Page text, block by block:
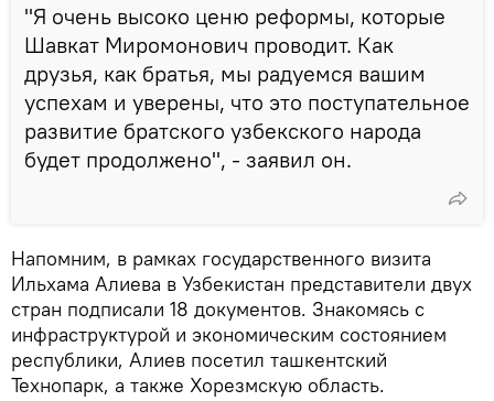
"Я очень высоко ценю реформы, которые
Шавкат Миромонович проводит. Как
друзья, как братья, мы радуемся вашим
успехам и уверены, что это поступательное
развитие братского узбекского народа
будет продолжено", - заявил он.
Напомним, в рамках государственного визита
Ильхама Алиева в Узбекистан представители двух
стран подписали 18 документов. Знакомясь с
инфраструктурой и экономическим состоянием
республики, Алиев посетил ташкентский
Технопарк, а также Хорезмскую область.